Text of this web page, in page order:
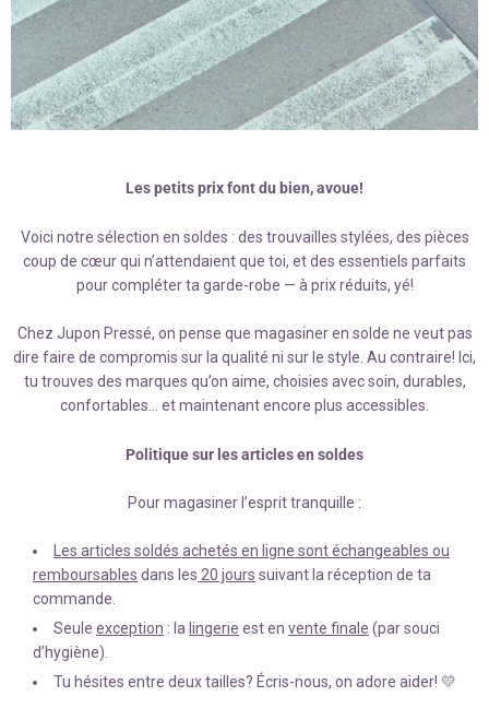
Les petits prix font du bien, avoue!
Voici notre sélection en soldes : des trouvailles stylées, des pièces
coup de cœur qui n’attendaient que toi, et des essentiels parfaits
pour compléter ta garde-robe — à prix réduits, yé!
Chez Jupon Pressé, on pense que magasiner en solde ne veut pas
dire faire de compromis sur la qualité ni sur le style. Au contraire! Ici,
tu trouves des marques qu’on aime, choisies avec soin, durables,
confortables… et maintenant encore plus accessibles.
Politique sur les articles en soldes
Pour magasiner l’esprit tranquille :
Les articles soldés achetés en ligne sont échangeables ou
remboursables dans les 20 jours suivant la réception de ta
commande.
Seule exception : la lingerie est en vente finale (par souci
d’hygiène).
Tu hésites entre deux tailles? Écris-nous, on adore aider! 💛